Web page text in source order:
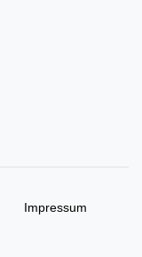
Impressum